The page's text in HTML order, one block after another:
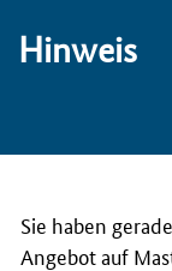
Hin­weis
Sie haben
Angebot auf